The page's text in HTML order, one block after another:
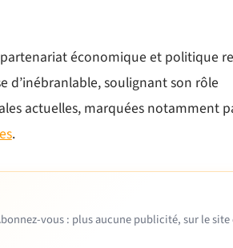
économique et politique
d’inébranlable, soulignant son rôle
actuelles, marquées notamment
.
vous : plus aucune publicité, sur le